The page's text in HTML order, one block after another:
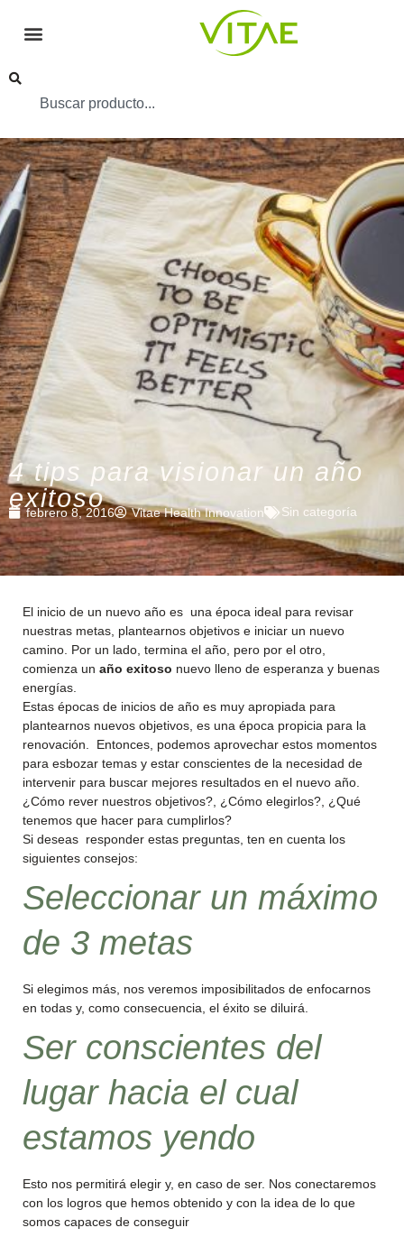
4 tips para visionar un año
exitoso
febrero 8, 2016 Vitae Health Innovation Sin categoría
El inicio de un nuevo año es una época ideal para revisar
nuestras metas, plantearnos objetivos e iniciar un nuevo
camino. Por un lado, termina el año, pero por el otro,
comienza un año exitoso nuevo lleno de esperanza y buenas
energías.
Estas épocas de inicios de año es muy apropiada para
plantearnos nuevos objetivos, es una época propicia para la
renovación. Entonces, podemos aprovechar estos momentos
para esbozar temas y estar conscientes de la necesidad de
intervenir para buscar mejores resultados en el nuevo año.
¿Cómo rever nuestros objetivos?, ¿Cómo elegirlos?, ¿Qué
tenemos que hacer para cumplirlos?
Si deseas responder estas preguntas, ten en cuenta los
siguientes consejos:
Seleccionar un máximo
de 3 metas
Si elegimos más, nos veremos imposibilitados de enfocarnos
en todas y, como consecuencia, el éxito se diluirá.
Ser conscientes del
lugar hacia el cual
estamos yendo
Esto nos permitirá elegir y, en caso de ser. Nos conectaremos
con los logros que hemos obtenido y con la idea de lo que
somos capaces de conseguir